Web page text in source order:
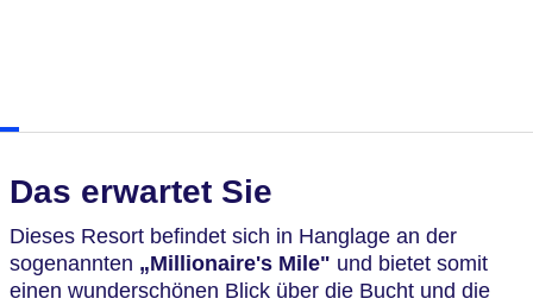
Das erwartet Sie
Dieses Resort befindet sich in Hanglage an der
sogenannten „Millionaire's Mile" und bietet somit
einen wunderschönen Blick über die Bucht und die